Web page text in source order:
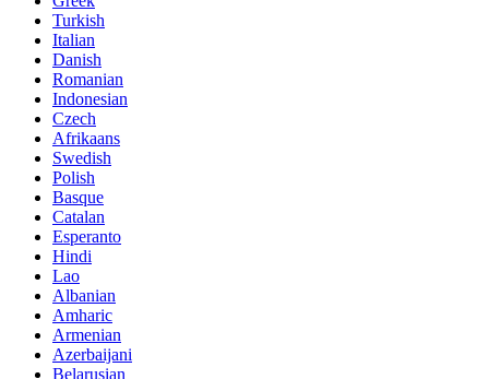
Turkish
Italian
Danish
Romanian
Indonesian
Czech
Afrikaans
Swedish
Polish
Basque
Catalan
Esperanto
Hindi
Lao
Albanian
Amharic
Armenian
Azerbaijani
Belarusian